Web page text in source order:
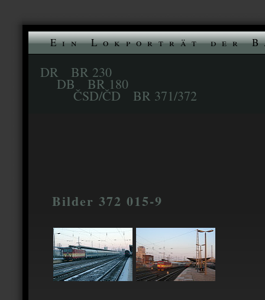
Ein Lokporträt der
DR BR 230
DB BR 180
ČSD/ČD BR 371/372
Bilder 372 015-9